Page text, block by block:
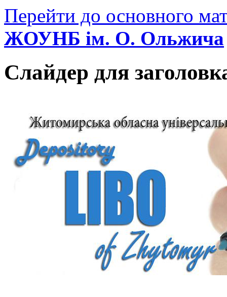
Перейти до основного
ЖОУНБ ім. О. Ольжича
Слайдер для